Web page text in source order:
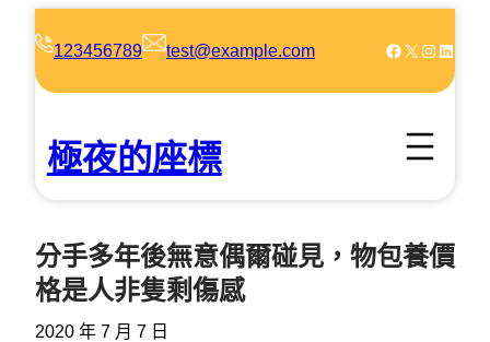
123456789 test@example.com Facebook X Instagram LinkedIn
極夜的座標
分手多年後無意偶爾碰見，物包養價
格是人非隻剩傷感
2020 年 7 月 7 日